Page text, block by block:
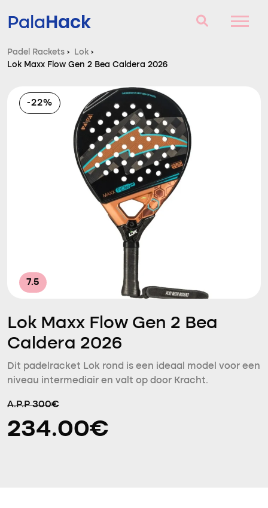
PalaHack
Padel Rackets
Vragen en antwoorden
Vergelijker
Padel Rackets › Lok ›
Lok Maxx Flow Gen 2 Bea Caldera 2026
-22%
7.5
Lok Maxx Flow Gen 2 Bea
Caldera 2026
Dit padelracket Lok rond is een ideaal model voor een
niveau intermediair en valt op door Kracht.
A.P.P 300€
234.00€